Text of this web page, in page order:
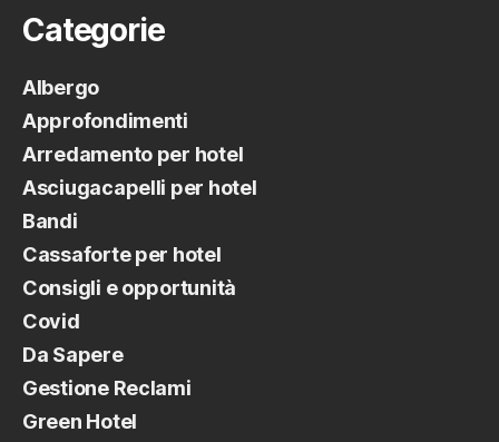
Categorie
Albergo
Approfondimenti
Arredamento per hotel
Asciugacapelli per hotel
Bandi
Cassaforte per hotel
Consigli e opportunità
Covid
Da Sapere
Gestione Reclami
Green Hotel